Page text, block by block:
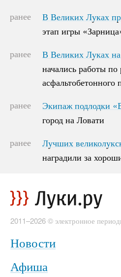
ранее
В Великих Луках
этап игры
В Великих Луках
этап игры
ранее
В Великих Луках
начались работы по
асфальтобетонного
В Великих Луках
начались работы по
асфальтобетонного
ранее
Экипаж подлодки
город на Ловати
Экипаж подлодки
город на Ловати
ранее
Лучших
наградили за
Лучших
наградили за
2011–2026 © электронное
Новости
Афиша